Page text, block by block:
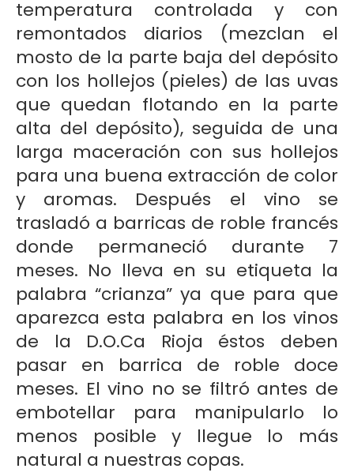
temperatura controlada y con
remontados diarios (mezclan el
mosto de la parte baja del depósito
con los hollejos (pieles) de las uvas
que quedan flotando en la parte
alta del depósito), seguida de una
larga maceración con sus hollejos
para una buena extracción de color
y aromas. Después el vino se
trasladó a barricas de roble francés
donde permaneció durante 7
meses. No lleva en su etiqueta la
palabra “crianza” ya que para que
aparezca esta palabra en los vinos
de la D.O.Ca Rioja éstos deben
pasar en barrica de roble doce
meses. El vino no se filtró antes de
embotellar para manipularlo lo
menos posible y llegue lo más
natural a nuestras copas.